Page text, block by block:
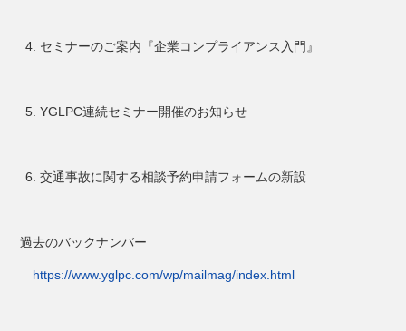
セミナーのご案内『企業コンプライアンス入門』
YGLPC連続セミナー開催のお知らせ
交通事故に関する相談予約申請フォームの新設
過去のバックナンバー
https://www.yglpc.com/wp/mailmag/index.html